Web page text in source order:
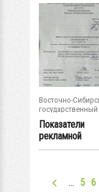
Восточно-
государственный
университет...
Показатели
рекламной
… 5 6